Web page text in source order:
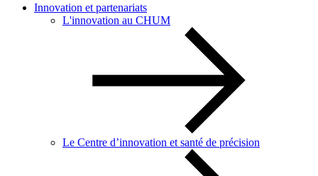
Innovation et partenariats
L'innovation au CHUM
Le Centre d’innovation et santé de précision